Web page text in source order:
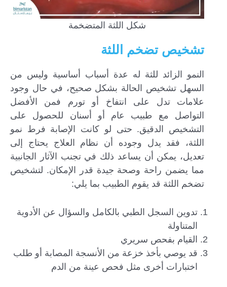
شكل اللثة المتضخمة
تشخيص تضخم اللثة
النمو الزائد للثة له عدة أسباب أساسية وليس من
السهل تشخيص الحالة بشكل صحيح، في حال وجود
علامات تدل على انتفاخ أو تورم فمن الأفضل
التواصل مع طبيب عام أو أسنان للحصول على
التشخيص الدقيق. حتى لو كانت الإصابة فرط نمو
اللثة، فقد يدل وجوده أن نظام العلاج يحتاج إلى
تعديل، يمكن أن يساعد ذلك في تجنب الآثار الجانبية
مما يضمن راحة وصحة جيدة قدر الإمكان. لتشخيص
تضخم اللثة قد يقوم الطبيب بما يلي:
تدوين السجل الطبي بالكامل والسؤال عن الأدوية
المتناولة
القيام بفحص سريري
قد يوصي بأخذ خزعة من الأنسجة المصابة أو طلب
اختبارات أخرى مثل فحص عينة من الدم